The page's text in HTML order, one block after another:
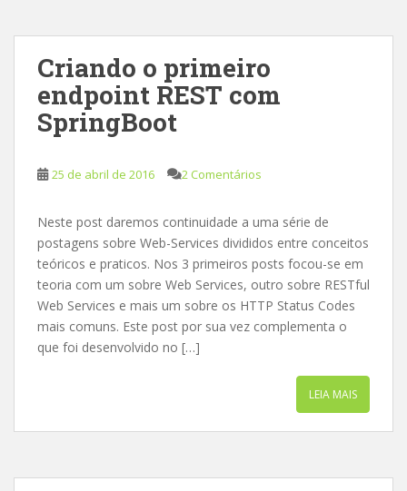
Criando o primeiro
endpoint REST com
SpringBoot
25 de abril de 2016 2 Comentários
Neste post daremos continuidade a uma série de
postagens sobre Web-Services divididos entre conceitos
teóricos e praticos. Nos 3 primeiros posts focou-se em
teoria com um sobre Web Services, outro sobre RESTful
Web Services e mais um sobre os HTTP Status Codes
mais comuns. Este post por sua vez complementa o
que foi desenvolvido no […]
LEIA MAIS